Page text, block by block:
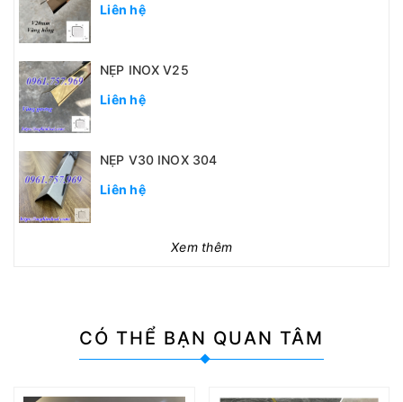
Liên hệ
NẸP INOX V25
Liên hệ
NẸP V30 INOX 304
Liên hệ
Xem thêm
CÓ THỂ BẠN QUAN TÂM